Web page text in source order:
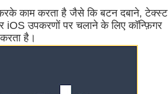
काम करता है जैसे कि बटन दबाने, टेक्स्ट
उपकरणों पर चलाने के लिए कॉन्फ़िगर
है।